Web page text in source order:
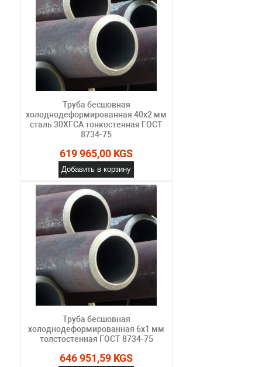
Труба бесшовная
холоднодеформированная 40х2 мм
сталь 30ХГСА тонкостенная ГОСТ
8734-75
619 965,00 KGS
Добавить в корзину
Труба бесшовная
холоднодеформированная 6х1 мм
толстостенная ГОСТ 8734-75
646 951,59 KGS